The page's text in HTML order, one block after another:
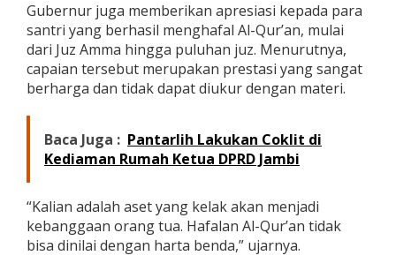
Q
u
r
’
a
n
v
e
a
s
i
Gubernur juga memberikan apresiasi kepada para
santri yang berhasil menghafal Al-Qur’an, mulai
dari Juz Amma hingga puluhan juz. Menurutnya,
capaian tersebut merupakan prestasi yang sangat
berharga dan tidak dapat diukur dengan materi.
Baca Juga : Pantarlih Lakukan Coklit di
Kediaman Rumah Ketua DPRD Jambi
“Kalian adalah aset yang kelak akan menjadi
kebanggaan orang tua. Hafalan Al-Qur’an tidak
bisa dinilai dengan harta benda,” ujarnya.